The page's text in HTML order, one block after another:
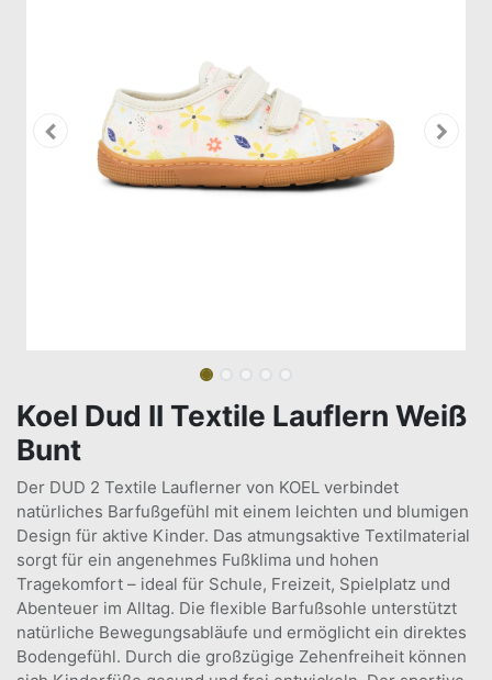
Koel Dud II Textile Lauflern Weiß
Bunt
Der DUD 2 Textile Lauflerner von KOEL verbindet
natürliches Barfußgefühl mit einem leichten und blumigen
Design für aktive Kinder. Das atmungsaktive Textilmaterial
sorgt für ein angenehmes Fußklima und hohen
Tragekomfort – ideal für Schule, Freizeit, Spielplatz und
Abenteuer im Alltag. Die flexible Barfußsohle unterstützt
natürliche Bewegungsabläufe und ermöglicht ein direktes
Bodengefühl. Durch die großzügige Zehenfreiheit können